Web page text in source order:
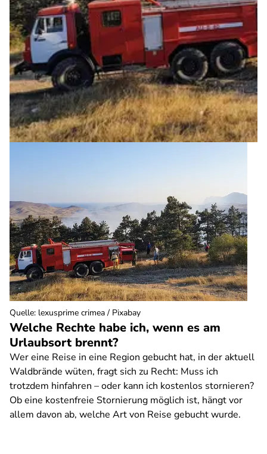
Welche Rechte habe ich, wenn es am
Urlaubsort brennt?
Wer eine Reise in eine Region gebucht hat, in der aktuell
Waldbrände wüten, fragt sich zu Recht: Muss ich
trotzdem hinfahren – oder kann ich kostenlos stornieren?
Ob eine kostenfreie Stornierung möglich ist, hängt vor
allem davon ab, welche Art von Reise gebucht wurde.
Quelle: lexusprime crimea / Pixabay